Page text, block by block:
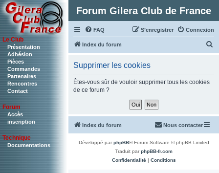
Le Club
Présentation
Adhésion
Pièces
Commandes
Partenaires
Rencontres
Contact
Forum
Accès
inscription
Technique
Documentations
Forum Gilera Club de France
FAQ Connexion
S’enregistrer
Index du forum
Supprimer les cookies
Êtes-vous sûr de vouloir supprimer tous les cookies
de ce forum ?
Index du forum Nous contacter
Développé parphpBB® Forum Software © phpBB Limited
Traduit parphpBB-fr.com
Confidentialité| Conditions